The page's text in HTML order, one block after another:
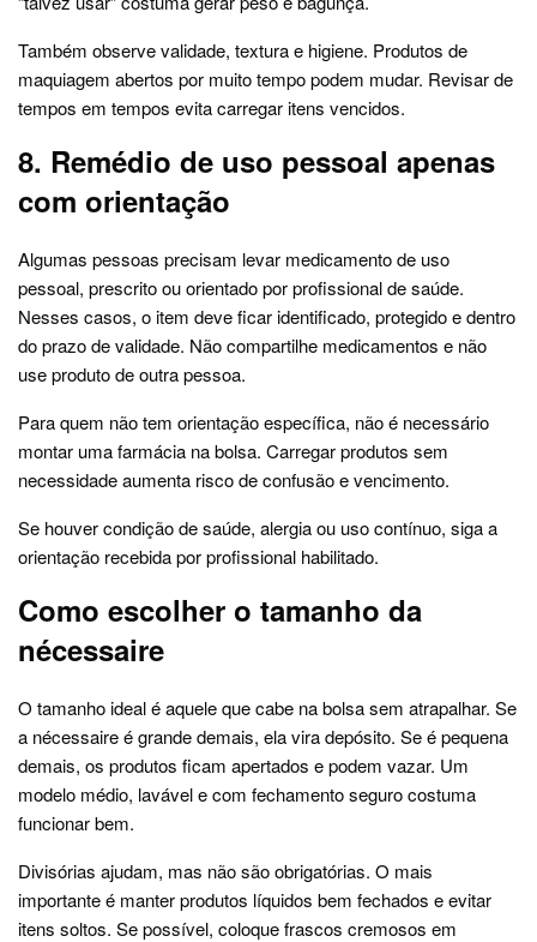
Também observe validade, textura e higiene. Produtos de
maquiagem abertos por muito tempo podem mudar. Revisar de
tempos em tempos evita carregar itens vencidos.
8. Remédio de uso pessoal apenas
com orientação
Algumas pessoas precisam levar medicamento de uso
pessoal, prescrito ou orientado por profissional de saúde.
Nesses casos, o item deve ficar identificado, protegido e dentro
do prazo de validade. Não compartilhe medicamentos e não
use produto de outra pessoa.
Para quem não tem orientação específica, não é necessário
montar uma farmácia na bolsa. Carregar produtos sem
necessidade aumenta risco de confusão e vencimento.
Se houver condição de saúde, alergia ou uso contínuo, siga a
orientação recebida por profissional habilitado.
Como escolher o tamanho da
nécessaire
O tamanho ideal é aquele que cabe na bolsa sem atrapalhar. Se
a nécessaire é grande demais, ela vira depósito. Se é pequena
demais, os produtos ficam apertados e podem vazar. Um
modelo médio, lavável e com fechamento seguro costuma
funcionar bem.
Divisórias ajudam, mas não são obrigatórias. O mais
importante é manter produtos líquidos bem fechados e evitar
itens soltos. Se possível, coloque frascos cremosos em